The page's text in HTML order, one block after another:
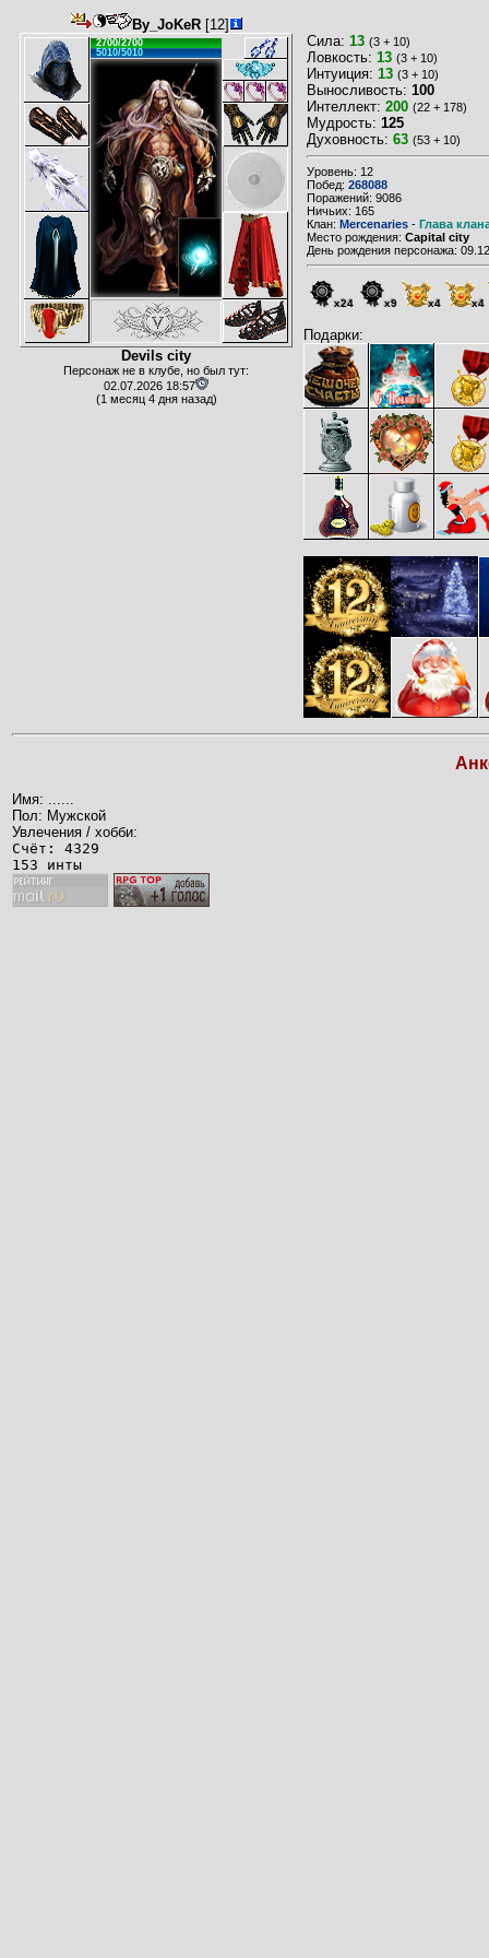
By_JoKeR[12]
2700/2700
5010/5010
Devils city
Персонаж не в клубе, но был тут:
02.07.2026 18:57
(1 месяц 4 дня назад)
Сила: 13 (3 + 10)
Ловкость: 13 (3 + 10)
Интуиция: 13 (3 + 10)
Выносливость: 100
Интеллект: 200 (22 + 178)
Мудрость: 125
Духовность: 63 (53 + 10)
Уровень: 12
Побед: 268088
Поражений: 9086
Ничьих: 165
Клан: Mercenaries - Глава
Место рождения: Capital city
День рождения персонажа:
x24 x9 x4 x4
Подарки:
Имя: ......
Пол: Мужской
Увлечения / хобби:
Счёт: 4329
153 инты